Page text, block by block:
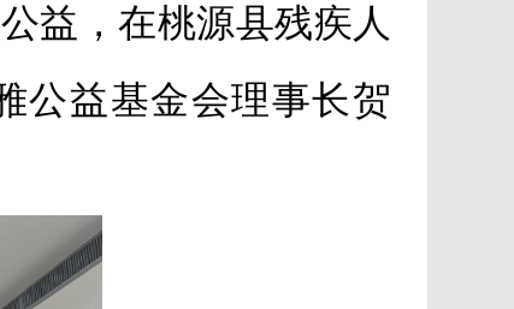
益，在桃源县残疾人
公益基金会理事长贺